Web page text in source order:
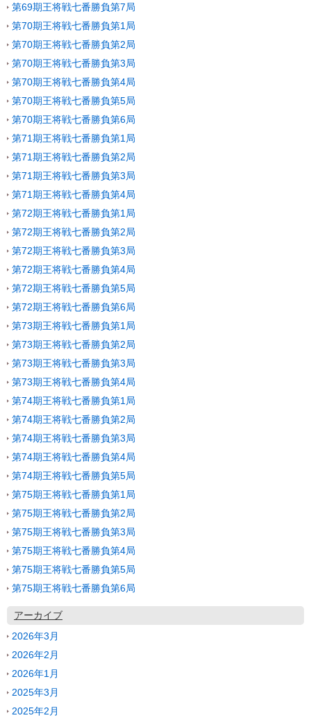
第69期王将戦七番勝負第7局
第70期王将戦七番勝負第1局
第70期王将戦七番勝負第2局
第70期王将戦七番勝負第3局
第70期王将戦七番勝負第4局
第70期王将戦七番勝負第5局
第70期王将戦七番勝負第6局
第71期王将戦七番勝負第1局
第71期王将戦七番勝負第2局
第71期王将戦七番勝負第3局
第71期王将戦七番勝負第4局
第72期王将戦七番勝負第1局
第72期王将戦七番勝負第2局
第72期王将戦七番勝負第3局
第72期王将戦七番勝負第4局
第72期王将戦七番勝負第5局
第72期王将戦七番勝負第6局
第73期王将戦七番勝負第1局
第73期王将戦七番勝負第2局
第73期王将戦七番勝負第3局
第73期王将戦七番勝負第4局
第74期王将戦七番勝負第1局
第74期王将戦七番勝負第2局
第74期王将戦七番勝負第3局
第74期王将戦七番勝負第4局
第74期王将戦七番勝負第5局
第75期王将戦七番勝負第1局
第75期王将戦七番勝負第2局
第75期王将戦七番勝負第3局
第75期王将戦七番勝負第4局
第75期王将戦七番勝負第5局
第75期王将戦七番勝負第6局
アーカイブ
2026年3月
2026年2月
2026年1月
2025年3月
2025年2月